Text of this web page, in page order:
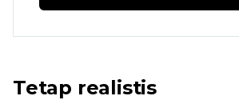
Tetap realistis